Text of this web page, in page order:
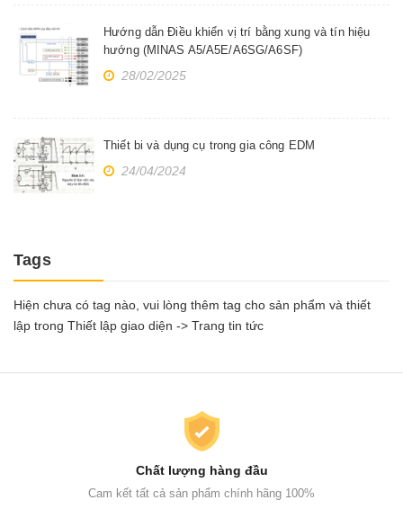
Hướng dẫn Điều khiển vị trí bằng xung và tín hiệu
hướng (MINAS A5/A5E/A6SG/A6SF)
28/02/2025
Thiết bi và dụng cụ trong gia công EDM
24/04/2024
Tags
Hiện chưa có tag nào, vui lòng thêm tag cho sản phẩm và thiết
lập trong Thiết lập giao diện -> Trang tin tức
Chất lượng hàng đầu
Cam kết tất cả sản phẩm chính hãng 100%